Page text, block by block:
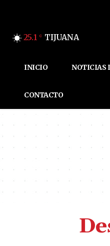
25.1 C TIJUANA
INICIO NOTICIAS
CONTACTO